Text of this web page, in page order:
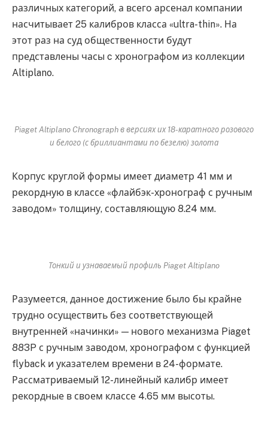
различных категорий, а всего арсенал компании
насчитывает 25 калибров класса «ultra-thin». На
этот раз на суд общественности будут
представлены часы c хронографом из коллекции
Altiplano.
Piaget Altiplano Chronograph в версиях их 18-каратного розового
и белого (с бриллиантами по безелю) золота
Корпус круглой формы имеет диаметр 41 мм и
рекордную в классе «флайбэк-хронограф с ручным
заводом» толщину, составляющую 8.24 мм.
Тонкий и узнаваемый профиль Piaget Altiplano
Разумеется, данное достижение было бы крайне
трудно осуществить без соответствующей
внутренней «начинки» — нового механизма Piaget
883P с ручным заводом, хронографом с функцией
flyback и указателем времени в 24-формате.
Рассматриваемый 12-линейный калибр имеет
рекордные в своем классе 4.65 мм высоты.